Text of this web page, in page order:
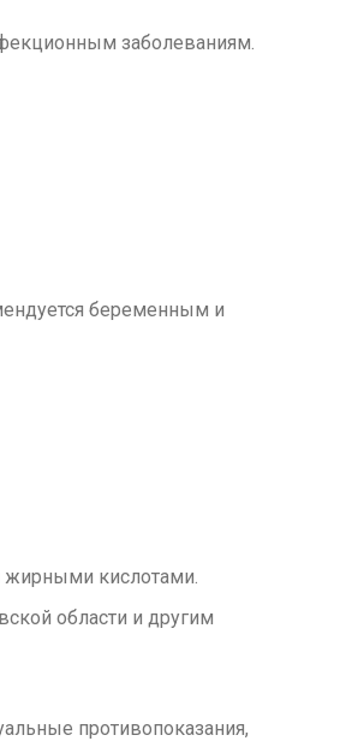
заболеваниям.
беременным и
кислотами.
области и другим
противопоказания,